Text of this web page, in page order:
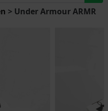
> Under Armour ARMR